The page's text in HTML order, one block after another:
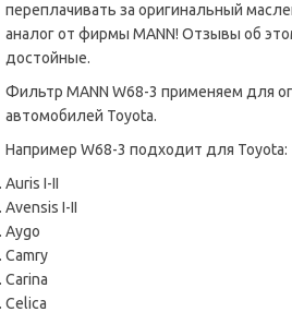
переплачивать за оригинальный
аналог от фирмы MANN! Отзывы об
достойные.
Фильтр MANN W68-3 применяем для
автомобилей Toyota.
Например W68-3 подходит для Toyota:
Auris I-II
Avensis I-II
Aygo
Camry
Carina
Celica